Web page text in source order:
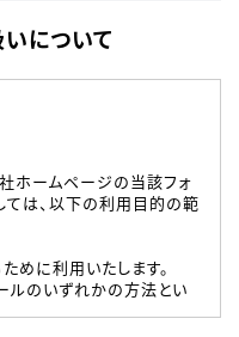
について
ホームページの当該フォ
ては、以下の利用目的の範
に利用いたします。
ルのいずれかの方法とい